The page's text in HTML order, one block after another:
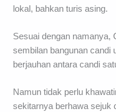
lokal, bahkan turis asing.
Sesuai dengan namanya,
sembilan bangunan candi
berjauhan antara candi
Namun tidak perlu
sekitarnya berhawa sejuk